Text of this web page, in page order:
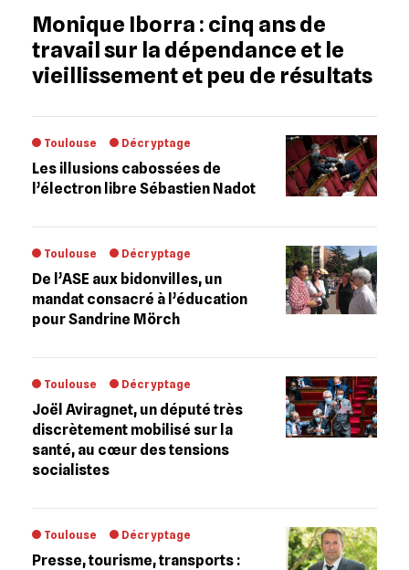
Monique Iborra : cinq ans de
travail sur la dépendance et le
vieillissement et peu de résultats
Toulouse Décryptage
Les illusions cabossées de
l’électron libre Sébastien Nadot
Toulouse Décryptage
De l’ASE aux bidonvilles, un
mandat consacré à l’éducation
pour Sandrine Mörch
Toulouse Décryptage
Joël Aviragnet, un député très
discrètement mobilisé sur la
santé, au cœur des tensions
socialistes
Toulouse Décryptage
Presse, tourisme, transports :